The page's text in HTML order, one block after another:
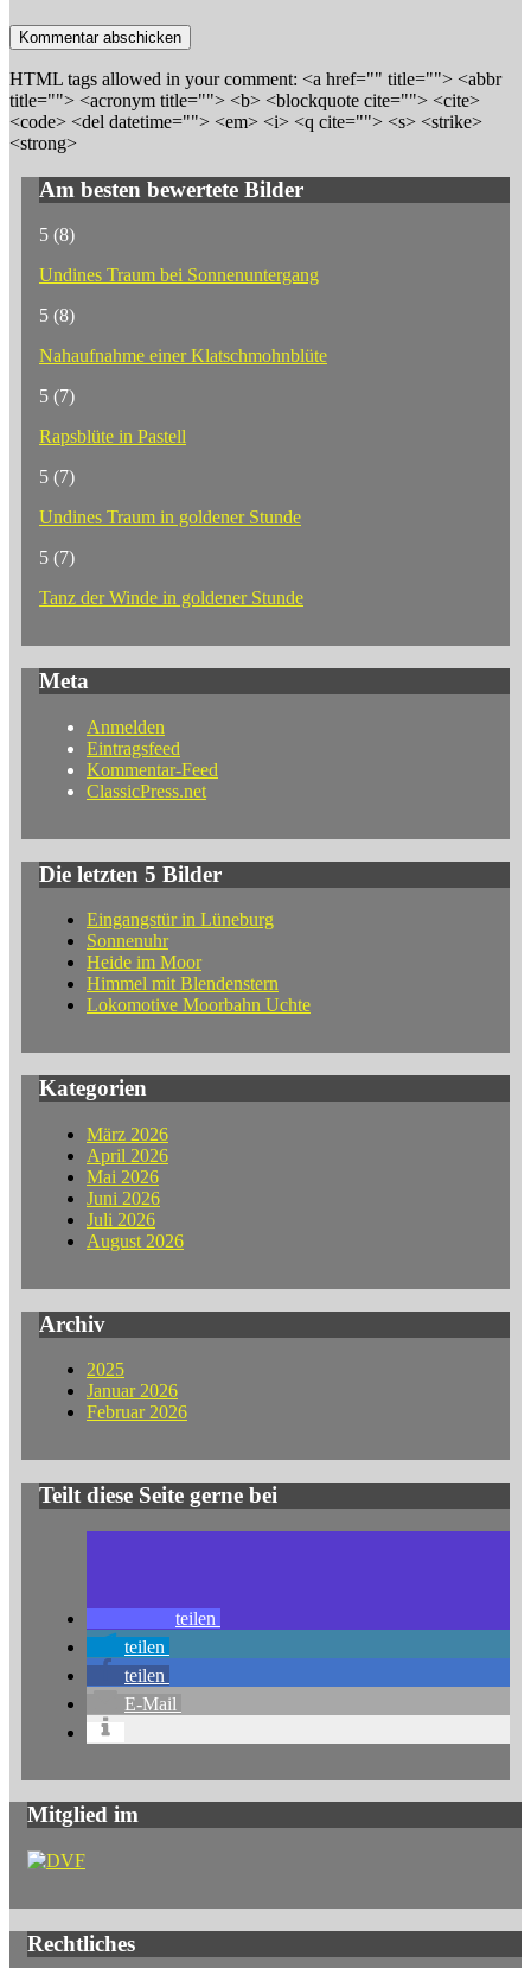
HTML tags allowed in your comment: <a href="" title=""> <abbr
title=""> <acronym title=""> <b> <blockquote cite=""> <cite>
<code> <del datetime=""> <em> <i> <q cite=""> <s> <strike>
<strong>
Am besten bewertete Bilder
5 (8)
Undines Traum bei Sonnenuntergang
5 (8)
Nahaufnahme einer Klatschmohnblüte
5 (7)
Rapsblüte in Pastell
5 (7)
Undines Traum in goldener Stunde
5 (7)
Tanz der Winde in goldener Stunde
Meta
Anmelden
Eintragsfeed
Kommentar-Feed
ClassicPress.net
Die letzten 5 Bilder
Eingangstür in Lüneburg
Sonnenuhr
Heide im Moor
Himmel mit Blendenstern
Lokomotive Moorbahn Uchte
Kategorien
März 2026
April 2026
Mai 2026
Juni 2026
Juli 2026
August 2026
Archiv
2025
Januar 2026
Februar 2026
Teilt diese Seite gerne bei
teilen
teilen
teilen
E-Mail
Mitglied im
Rechtliches